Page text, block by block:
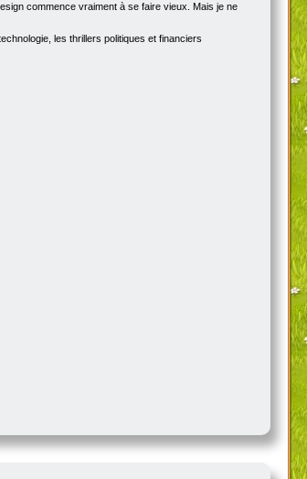
commence vraiment à se faire vieux. Mais je ne
les thrillers politiques et financiers